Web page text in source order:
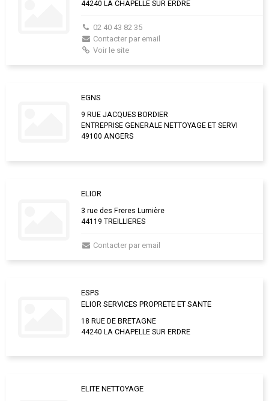
44240 LA CHAPELLE SUR ERDRE
02 40 43 82 35
Contacter par email
Voir le site
EGNS
9 RUE JACQUES BORDIER
ENTREPRISE GENERALE NETTOYAGE ET SERVI
49100 ANGERS
ELIOR
3 rue des Freres Lumière
44119 TREILLIERES
Contacter par email
ESPS
ELIOR SERVICES PROPRETE ET SANTE
18 RUE DE BRETAGNE
44240 LA CHAPELLE SUR ERDRE
ELITE NETTOYAGE